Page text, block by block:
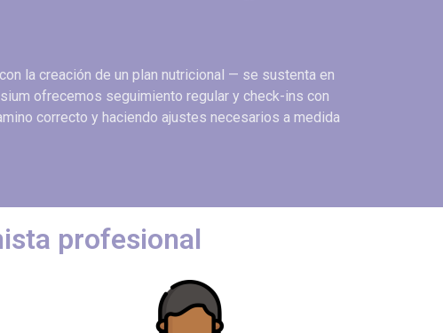
la creación de un plan nutricional — se sustenta en
ofrecemos seguimiento regular y check-ins con
correcto y haciendo ajustes necesarios a medida
profesional